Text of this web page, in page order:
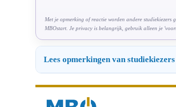
Met je opmerking of reactie worden andere
MBOstart. Je privacy is belangrijk, gebruik alleen je
Lees opmerkingen van studiekiezers